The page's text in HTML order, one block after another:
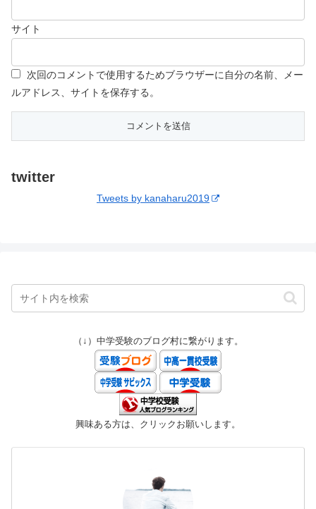
サイト
次回のコメントで使用するためブラウザーに自分の名前、メー
ルアドレス、サイトを保存する。
twitter
Tweets by kanaharu2019
（↓）中学受験のブログ村に繋がります。
興味ある方は、クリックお願いします。